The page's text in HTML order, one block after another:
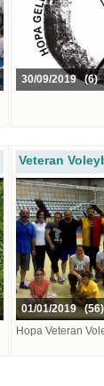
30/09/2019 (6)
Veteran
01/01/2019 (56)
Hopa Veteran